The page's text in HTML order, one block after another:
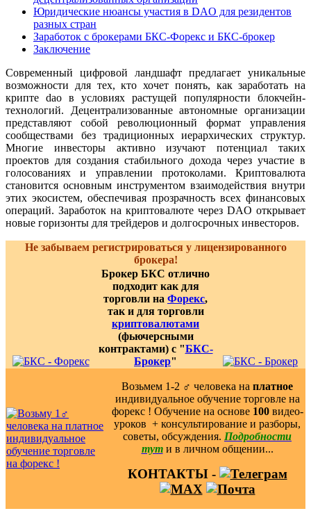
Юридические нюансы участия в DAO для резидентов
разных стран
Заработок с брокерами БКС-Форекс и БКС-брокер
Заключение
Современный цифровой ландшафт предлагает уникальные
возможности для тех, кто хочет понять, как заработать на
крипте dao в условиях растущей популярности блокчейн-
технологий. Децентрализованные автономные организации
представляют собой революционный формат управления
сообществами без традиционных иерархических структур.
Многие инвесторы активно изучают потенциал таких
проектов для создания стабильного дохода через участие в
голосованиях и управлении протоколами. Криптовалюта
становится основным инструментом взаимодействия внутри
этих экосистем, обеспечивая прозрачность всех финансовых
операций. Заработок на криптовалюте через DAO открывает
новые горизонты для трейдеров и долгосрочных инвесторов.
Не забываем регистрироваться у лицензированного
брокера!
Брокер БКС отлично
подходит как для
торговли на Форекс,
так и для торговли
криптовалютами
(фьючерсными
контрактами) с "БКС-
Брокер"
Возьмем 1-2 ‍♂️ человека на платное
индивидуальное обучение торговле на
форекс ! Обучение на основе 100видео-
уроков ️ + консультирование и разборы,
советы, обсуждения. Подробности
тут и в личном общении...
КОНТАКТЫ -